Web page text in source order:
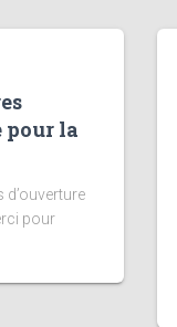
pour la
d’ouverture
pour